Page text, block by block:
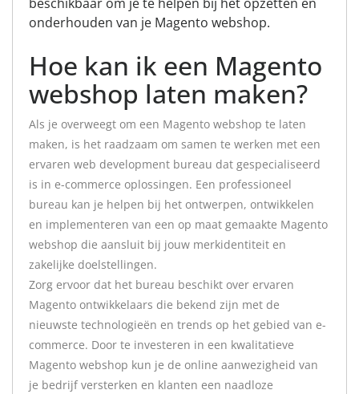
onderhouden van je Magento webshop.
Hoe kan ik een Magento
webshop laten maken?
Als je overweegt om een Magento webshop te laten
maken, is het raadzaam om samen te werken met een
ervaren web development bureau dat gespecialiseerd
is in e-commerce oplossingen. Een professioneel
bureau kan je helpen bij het ontwerpen, ontwikkelen
en implementeren van een op maat gemaakte Magento
webshop die aansluit bij jouw merkidentiteit en
zakelijke doelstellingen.
Zorg ervoor dat het bureau beschikt over ervaren
Magento ontwikkelaars die bekend zijn met de
nieuwste technologieën en trends op het gebied van e-
commerce. Door te investeren in een kwalitatieve
Magento webshop kun je de online aanwezigheid van
je bedrijf versterken en klanten een naadloze